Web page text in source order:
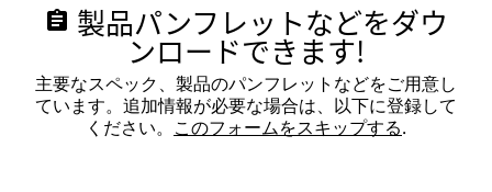
assignment 製品パンフレットなどをダウ
ンロードできます!
主要なスペック、製品のパンフレットなどをご用意し
ています。追加情報が必要な場合は、以下に登録して
ください。 このフォームをスキップする.